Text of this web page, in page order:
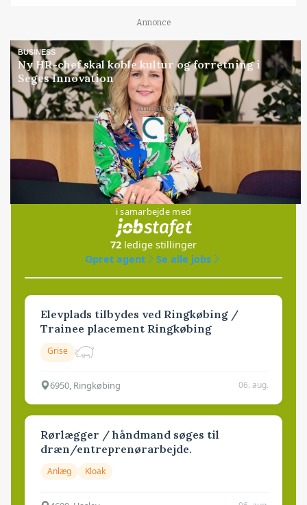
Annonce
BUSINESS
Ny HR-chef skal koble kultur og forretning i
Seges Innovation
Annonce
Loading...
Jobs
i samarbejde med
72 ledige stillinger
Opret agent
Se alle jobs
Elevplads tilbydes ved Ringkøbing /
Trainee placement Ringkøbing
Grise
6950, Ringkøbing 06. aug.
Rørlægger / håndmand søges til
dræn/entreprenørarbejde.
Anlæg Kloak